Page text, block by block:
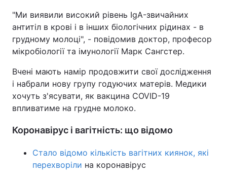
"Ми виявили високий рівень IgA-звичайних
антитіл в крові і в інших біологічних рідинах - в
грудному молоці", - повідомив доктор, професор
мікробіології та імунології Марк Сангстер.
Вчені мають намір продовжити свої дослідження
і набрали нову групу годуючих матерів. Медики
хочуть з'ясувати, як вакцина COVID-19
впливатиме на грудне молоко.
Коронавірус і вагітність: що відомо
Стало відомо кількість вагітних киянок, які
перехворіли на коронавірус